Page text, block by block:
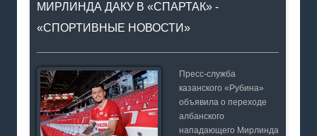
МИРЛИНДА ДАКУ В «СПАРТАК» -
«СПОРТИВНЫЕ НОВОСТИ»
Пресс-служба
казанского «Рубина»
объявила о переходе
албанского
нападающего Мирлинда